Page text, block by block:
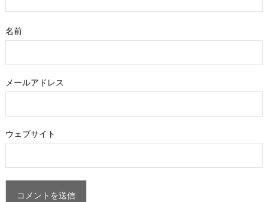
名前
メールアドレス
ウェブサイト